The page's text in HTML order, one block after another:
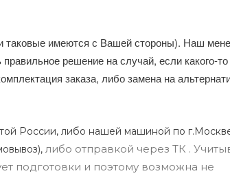
таковые имеются с Вашей стороны). Наш
решение на случай, если какого-
заказа, либо замена на
России, либо нашей машиной по
либо отправкой через ТК .
подготовки и поэтому возможна не